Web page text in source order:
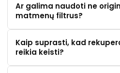
Ar galima naudoti ne
matmenų filtrus?
Kaip suprasti, kad
reikia keisti?